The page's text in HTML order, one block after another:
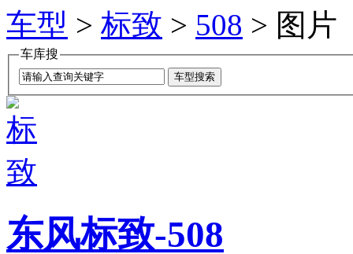
车型 > 标致 > 508 > 图片
车库搜
东风标致-508